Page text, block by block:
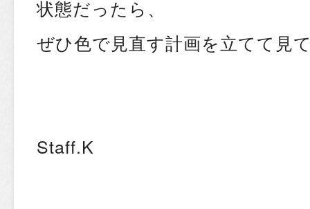
状態だったら、
ぜひ色で見直す計画を立てて見
Staff.K